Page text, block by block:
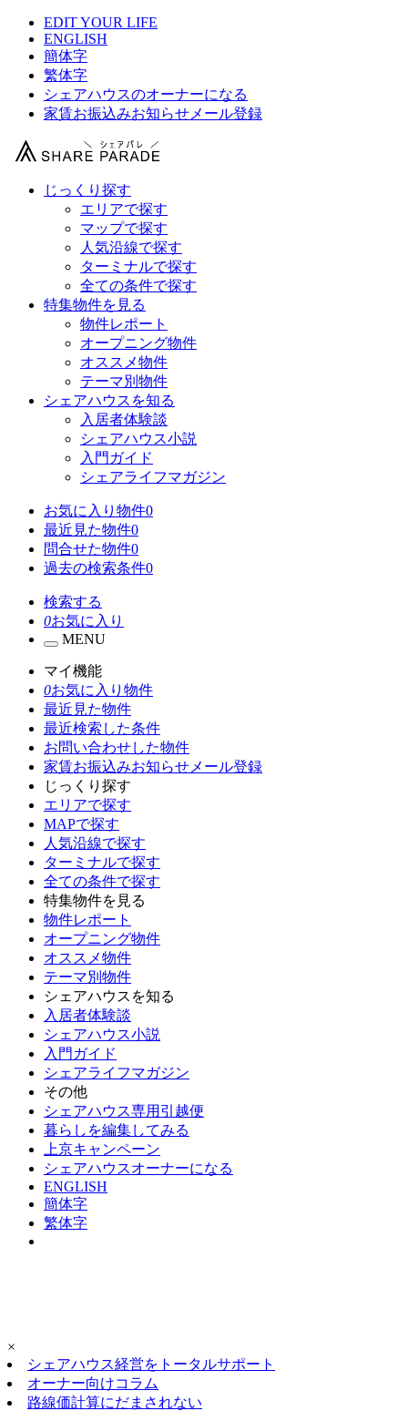
EDIT YOUR LIFE
ENGLISH
簡体字
繁体字
シェアハウスのオーナーになる
家賃お振込みお知らせメール登録
じっくり探す
エリアで探す
マップで探す
人気沿線で探す
ターミナルで探す
全ての条件で探す
特集物件を見る
物件レポート
オープニング物件
オススメ物件
テーマ別物件
シェアハウスを知る
入居者体験談
シェアハウス小説
入門ガイド
シェアライフマガジン
お気に入り物件0
最近見た物件0
問合せた物件0
過去の検索条件0
検索する
0お気に入り
MENU
マイ機能
0お気に入り物件
最近見た物件
最近検索した条件
お問い合わせした物件
家賃お振込みお知らせメール登録
じっくり探す
エリアで探す
MAPで探す
人気沿線で探す
ターミナルで探す
全ての条件で探す
特集物件を見る
物件レポート
オープニング物件
オススメ物件
テーマ別物件
シェアハウスを知る
入居者体験談
シェアハウス小説
入門ガイド
シェアライフマガジン
その他
シェアハウス専用引越便
暮らしを編集してみる
上京キャンペーン
シェアハウスオーナーになる
ENGLISH
簡体字
繁体字
×
シェアハウス経営をトータルサポート
オーナー向けコラム
路線価計算にだまされない